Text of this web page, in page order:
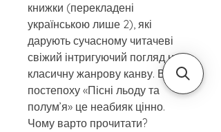
книжки (перекладені
українською лише 2), які
дарують сучасному читачеві
свіжий інтригуючий погляд на
класичну жанрову канву. В
постепоху «Пісні льоду та
полум’я» це неабияк цінно.
Чому варто прочитати?